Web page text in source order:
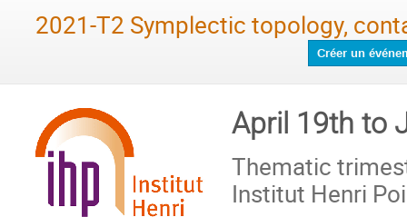
2021-T2 Symplectic topology,
Créer un
April 19th to
Thematic
Institut Henri